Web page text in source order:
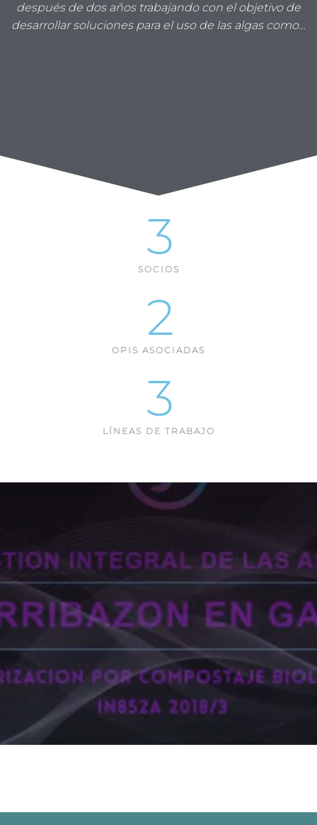
después de dos años trabajando con el objetivo de
desarrollar soluciones para el uso de las algas como…
3
SOCIOS
2
OPIS ASOCIADAS
3
LÍNEAS DE TRABAJO